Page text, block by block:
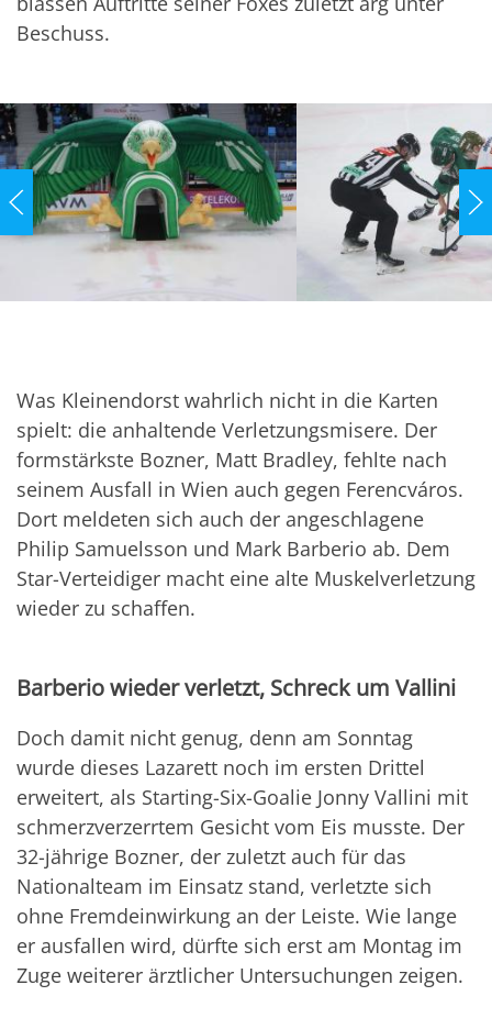
Beschuss.
Was Kleinendorst wahrlich nicht in die Karten
spielt: die anhaltende Verletzungsmisere. Der
formstärkste Bozner, Matt Bradley, fehlte nach
seinem Ausfall in Wien auch gegen Ferencváros.
Dort meldeten sich auch der angeschlagene
Philip Samuelsson und Mark Barberio ab. Dem
Star-Verteidiger macht eine alte Muskelverletzung
wieder zu schaffen.
Barberio wieder verletzt, Schreck um Vallini
Doch damit nicht genug, denn am Sonntag
wurde dieses Lazarett noch im ersten Drittel
erweitert, als Starting-Six-Goalie Jonny Vallini mit
schmerzverzerrtem Gesicht vom Eis musste. Der
32-jährige Bozner, der zuletzt auch für das
Nationalteam im Einsatz stand, verletzte sich
ohne Fremdeinwirkung an der Leiste. Wie lange
er ausfallen wird, dürfte sich erst am Montag im
Zuge weiterer ärztlicher Untersuchungen zeigen.